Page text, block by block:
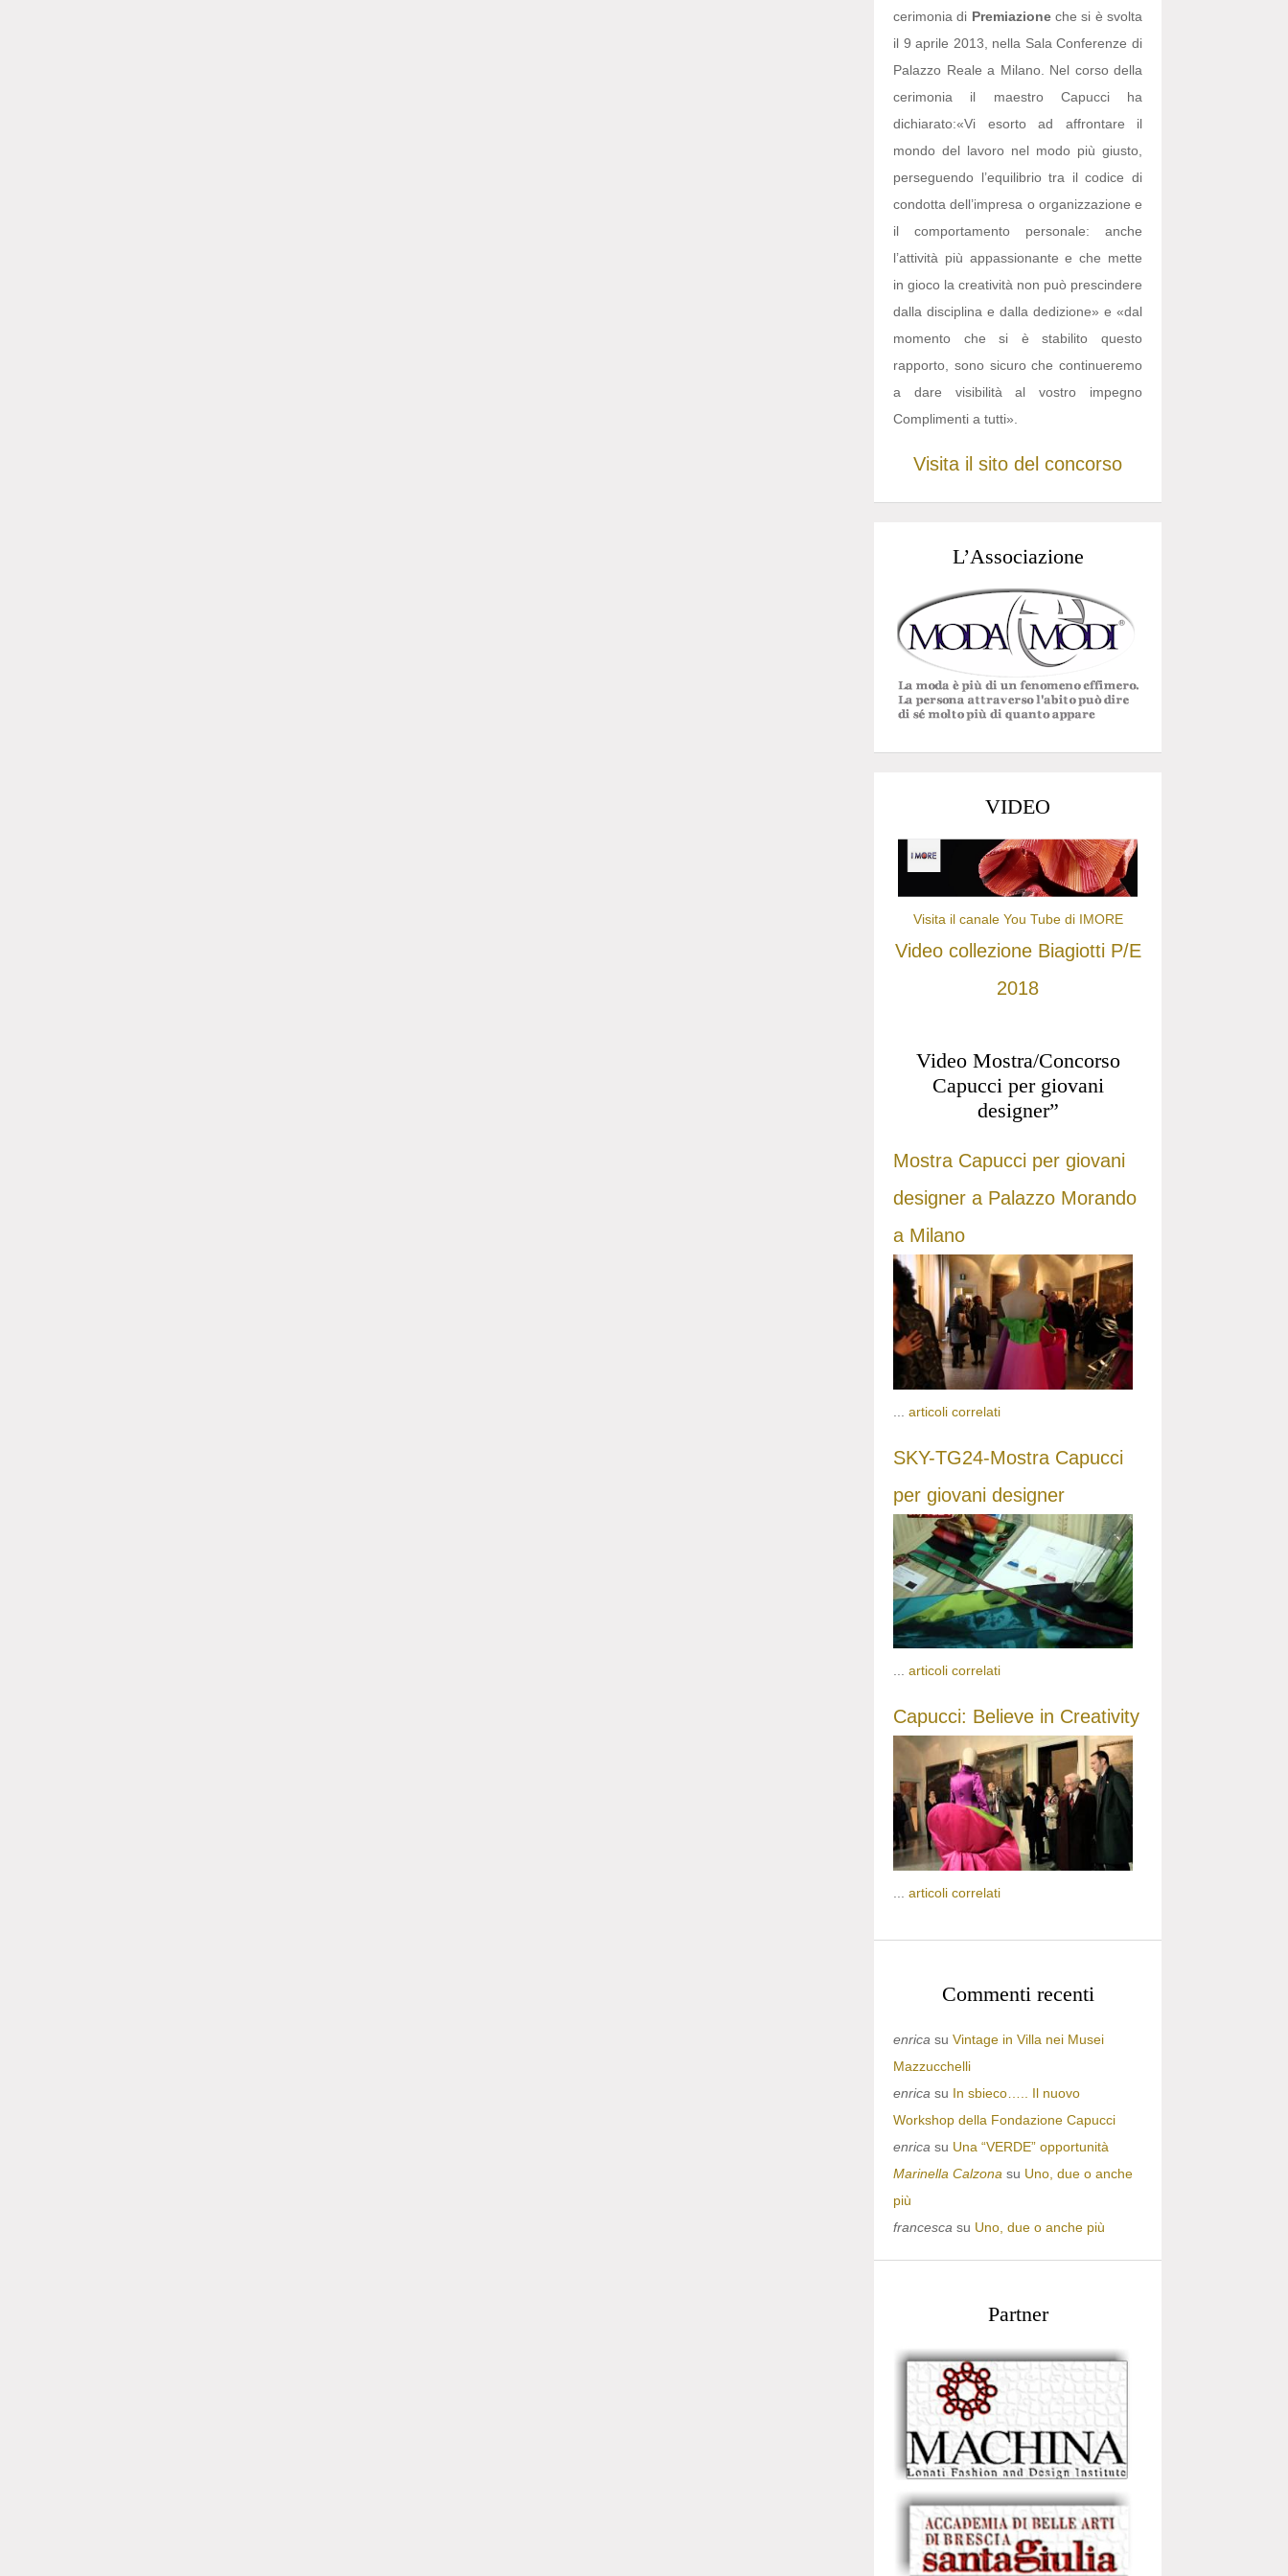
cerimonia di Premiazioneche si è svolta
il 9 aprile 2013, nella Sala Conferenze di
Palazzo Reale a Milano. Nel corso della
cerimonia il maestro Capucci ha
dichiarato:«Vi esorto ad affrontare il
mondo del lavoro nel modo più giusto,
perseguendo l’equilibrio tra il codice di
condotta dell’impresa o organizzazione e
il comportamento personale: anche
l’attività più appassionante e che mette
in gioco la creatività non può prescindere
dalla disciplina e dalla dedizione» e «dal
momento che si è stabilito questo
rapporto, sono sicuro che continueremo
a dare visibilità al vostro impegno
Complimenti a tutti».
Visita il sito del concorso
L’Associazione
VIDEO
Visita il canale You Tube di IMORE
Video collezione Biagiotti P/E
2018
Video Mostra/Concorso
Capucci per giovani
designer”
Mostra Capucci per giovani
designer a Palazzo Morando
a Milano
articoli correlati
SKY-TG24-Mostra Capucci
per giovani designer
... articoli correlati
Capucci: Believe in Creativity
articoli correlati
Commenti recenti
enrica su Vintage in Villa nei Musei
Mazzucchelli
enrica su In sbieco….. Il nuovo
Workshop della Fondazione Capucci
enrica su Una “VERDE” opportunità
Marinella Calzona su Uno, due o anche
più
francesca su Uno, due o anche più
Partner